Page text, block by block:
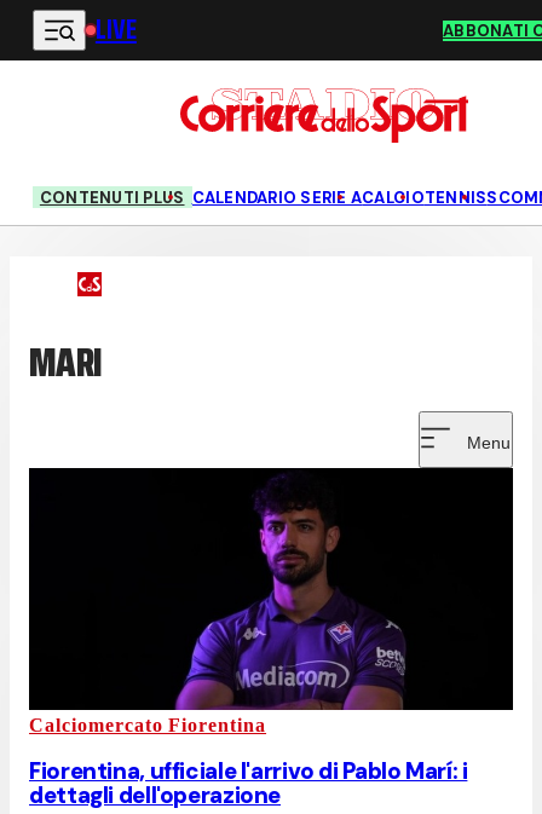
Vai al contenuto principale
LIVE ABBONATI
CONTENUTI PLUS CALENDARIO SERIE ACALCIOTENNIS
MARI
Menu
Calciomercato Fiorentina
Fiorentina, ufficiale l'arrivo di Pablo Marí: i
dettagli dell'operazione